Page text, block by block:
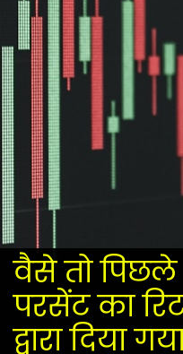
वैसे तो पिछले
परसेंट का